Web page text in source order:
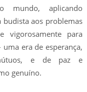
mundo, aplicando
aos problemas
vigorosamente para
era de esperança,
e de paz e
genuíno.